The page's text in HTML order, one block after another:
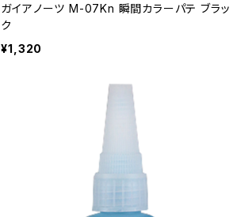
ガイアノーツ M-07Kn 瞬間カラーパテ ブラッ
ク
¥1,320